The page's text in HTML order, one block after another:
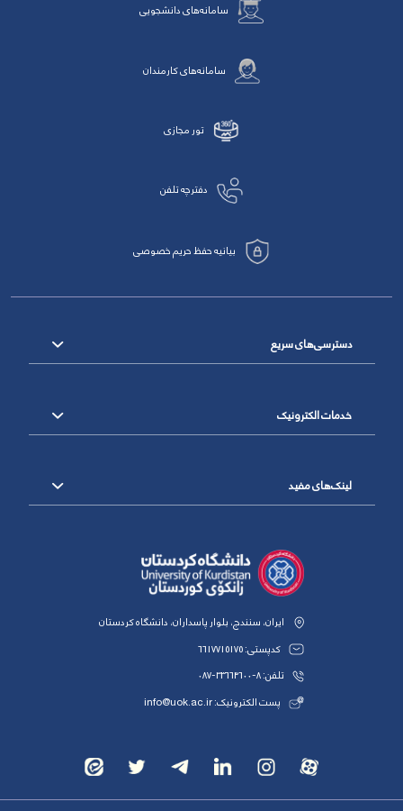
سامانه‌های دانشجویی
سامانه‌های کارمندان
تور مجازی
دفترچه تلفن
بیانیه حفظ حریم خصوصی
دسترسی‌های سریع
خدمات الکترونیک
لینک‌های مفید
ایران، سنندج، بلوار پاسداران، دانشگاه کردستان
کدپستی: 6617715175
تلفن: 8-33664600-087
پست الکترونیک: info@uok.ac.ir